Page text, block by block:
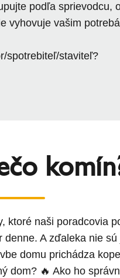
podľa sprievodcu,
vyhovuje vašim
spotrebiteľ/staviteľ?
ktoré naši poradcovia
denne. A zďaleka nie sú
domu prichádza
dom? 🔥 Ako ho